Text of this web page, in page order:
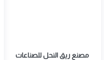
مصنع ريق النحل للصناعات